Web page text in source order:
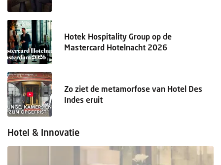
Hotek Hospitality Group op de
Mastercard Hotelnacht 2026
Zo ziet de metamorfose van Hotel Des
Indes eruit
Hotel & Innovatie